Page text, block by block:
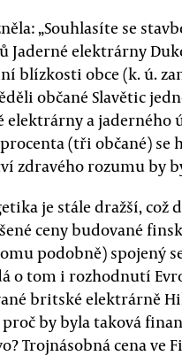
„Souhlasíte se
Jaderné elektrárny
blízkosti obce (k. ú.
občané Slavětic
a jaderného
(tři občané) se
zdravého rozumu by
je stále dražší, což
ceny budované
podobně) spojený
o tom i rozhodnutí
britské elektrárně
by byla taková
Trojnásobná cena